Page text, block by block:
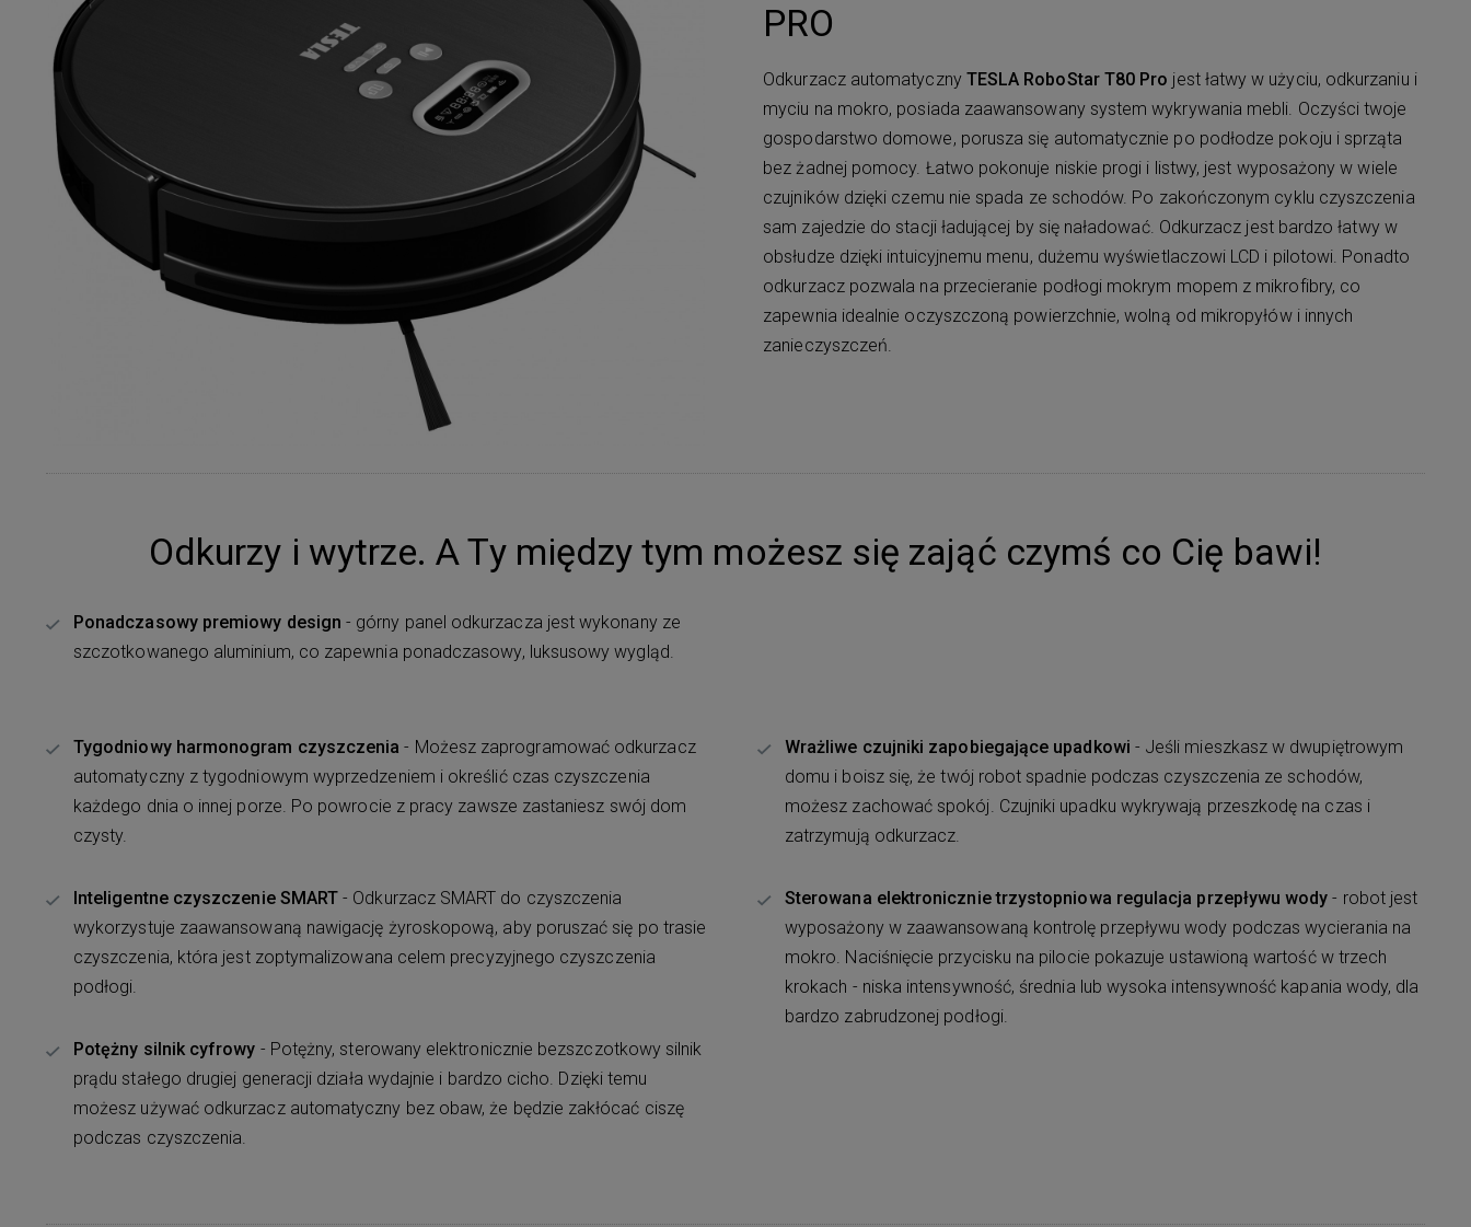
PRO
Odkurzacz automatyczny TESLA RoboStar T80 Pro jest łatwy w użyciu, odkurzaniu i
myciu na mokro, posiada zaawansowany system wykrywania mebli. Oczyści twoje
gospodarstwo domowe, porusza się automatycznie po podłodze pokoju i sprząta
bez żadnej pomocy. Łatwo pokonuje niskie progi i listwy, jest wyposażony w wiele
czujników dzięki czemu nie spada ze schodów. Po zakończonym cyklu czyszczenia
sam zajedzie do stacji ładującej by się naładować. Odkurzacz jest bardzo łatwy w
obsłudze dzięki intuicyjnemu menu, dużemu wyświetlaczowi LCD i pilotowi. Ponadto
odkurzacz pozwala na przecieranie podłogi mokrym mopem z mikrofibry, co
zapewnia idealnie oczyszczoną powierzchnie, wolną od mikropyłów i innych
zanieczyszczeń.
Odkurzy i wytrze. A Ty między tym możesz się zająć czymś co Cię bawi!
Ponadczasowy premiowy design - górny panel odkurzacza jest wykonany ze
szczotkowanego aluminium, co zapewnia ponadczasowy, luksusowy wygląd.
Tygodniowy harmonogram czyszczenia - Możesz zaprogramować odkurzacz
automatyczny z tygodniowym wyprzedzeniem i określić czas czyszczenia
każdego dnia o innej porze. Po powrocie z pracy zawsze zastaniesz swój dom
czysty.
Inteligentne czyszczenie SMART- Odkurzacz SMART do czyszczenia
wykorzystuje zaawansowaną nawigację żyroskopową, aby poruszać się po trasie
czyszczenia, która jest zoptymalizowana celem precyzyjnego czyszczenia
podłogi.
Potężny silnik cyfrowy - Potężny, sterowany elektronicznie bezszczotkowy silnik
prądu stałego drugiej generacji działa wydajnie i bardzo cicho. Dzięki temu
możesz używać odkurzacz automatyczny bez obaw, że będzie zakłócać ciszę
podczas czyszczenia.
Wrażliwe czujniki zapobiegające upadkowi - Jeśli mieszkasz w dwupiętrowym
domu i boisz się, że twój robot spadnie podczas czyszczenia ze schodów,
możesz zachować spokój. Czujniki upadku wykrywają przeszkodę na czas i
zatrzymują odkurzacz.
Sterowana elektronicznie trzystopniowa regulacja przepływu wody- robot jest
wyposażony w zaawansowaną kontrolę przepływu wody podczas wycierania na
mokro. Naciśnięcie przycisku na pilocie pokazuje ustawioną wartość w trzech
krokach - niska intensywność, średnia lub wysoka intensywność kapania wody, dla
bardzo zabrudzonej podłogi.